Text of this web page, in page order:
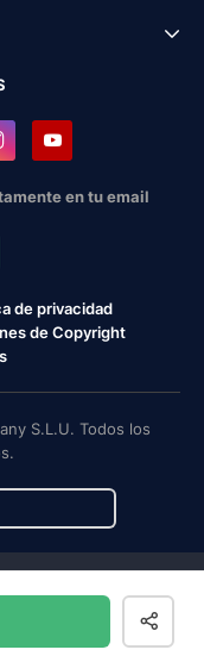
en tu email
de privacidad
de Copyright
S.L.U. Todos los